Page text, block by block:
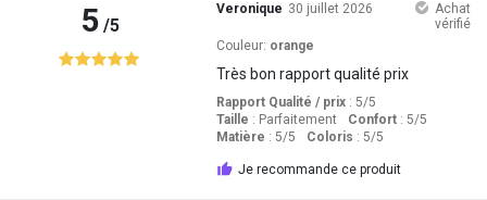
5/5
Veronique 30 juillet 2026
Achat
vérifié
Couleur: orange
Très bon rapport qualité prix
Rapport Qualité / prix: 5/5
Taille : Parfaitement Confort: 5/5
Matière : 5/5 Coloris : 5/5
Je recommande ce produit